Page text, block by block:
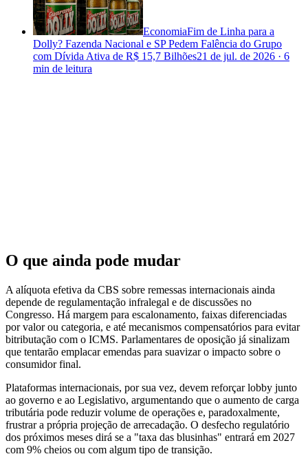
EconomiaFim de Linha para a
Dolly? Fazenda Nacional e SP Pedem Falência do Grupo
com Dívida Ativa de R$ 15,7 Bilhões21 de jul. de 2026 · 6
min de leitura
O que ainda pode mudar
A alíquota efetiva da CBS sobre remessas internacionais ainda
depende de regulamentação infralegal e de discussões no
Congresso. Há margem para escalonamento, faixas diferenciadas
por valor ou categoria, e até mecanismos compensatórios para evitar
bitributação com o ICMS. Parlamentares de oposição já sinalizam
que tentarão emplacar emendas para suavizar o impacto sobre o
consumidor final.
Plataformas internacionais, por sua vez, devem reforçar lobby junto
ao governo e ao Legislativo, argumentando que o aumento de carga
tributária pode reduzir volume de operações e, paradoxalmente,
frustrar a própria projeção de arrecadação. O desfecho regulatório
dos próximos meses dirá se a "taxa das blusinhas" entrará em 2027
com 9% cheios ou com algum tipo de transição.